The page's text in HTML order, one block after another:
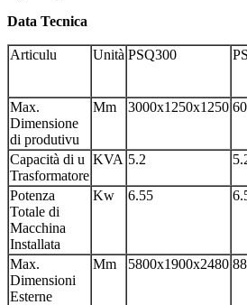
Data Tecnica
Articulu Unità PSQ300
Max.
Dimensione
di produtivu
Mm 3000x1250x1250
Capacità di u
Trasformatore
KVA 5.2
Potenza
Totale di
Macchina
Installata
Kw 6.55
Max.
Dimensioni
Esterne
Mm 5800x1900x2480